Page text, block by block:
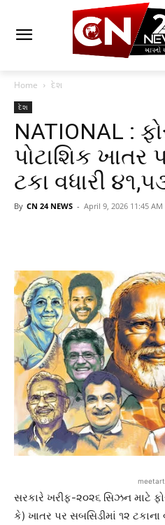
Home દેશ
દેશ
NATIONAL :
પોટાશિક ખાતર
ટકા વધારી
By CN 24 NEWS - April 9, 2026 11:45 AM
સરકારે ખરીફ-૨૦૨૬ સિઝન માટે
કે) ખાતર પર સબસિડીમાં ૧૨